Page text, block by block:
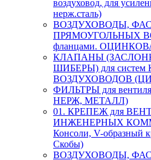
воздуховод, для
нерж.сталь)
ВОЗДУХОВОДЫ,
ПРЯМОУГОЛЬНЫХ
фланцами.
КЛАПАНЫ
ШИБЕРЫ) для
ВОЗДУХОВОДОВ
ФИЛЬТРЫ для
НЕРЖ, МЕТАЛЛ)
01. КРЕПЕЖ для
ИНЖЕНЕРНЫХ
Консоли, V-образный
Скобы)
ВОЗДУХОВОДЫ,